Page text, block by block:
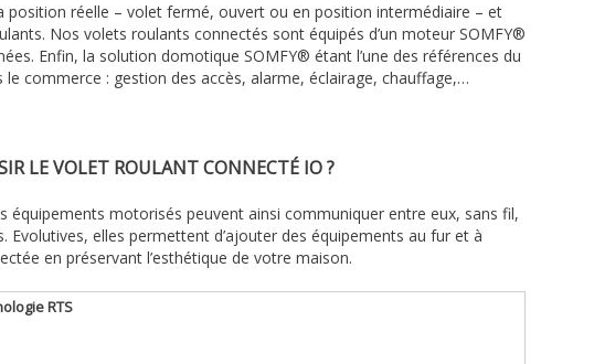
réelle – volet fermé, ouvert ou en position intermédiaire – et
Nos volets roulants connectés sont équipés d’un moteur SOMFY®
Enfin, la solution domotique SOMFY® étant l’une des références du
commerce : gestion des accès, alarme, éclairage, chauffage,…
LE VOLET ROULANT CONNECTÉ IO ?
motorisés peuvent ainsi communiquer entre eux, sans fil,
elles permettent d’ajouter des équipements au fur et à
en préservant l’esthétique de votre maison.
RTS